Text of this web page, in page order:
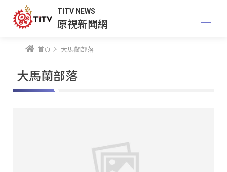
TITV NEWS
原視新聞網
首頁 大馬蘭部落
大馬蘭部落